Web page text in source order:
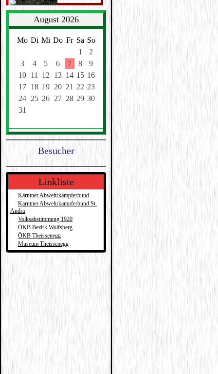
August 2026
Mo Di Mi Do Fr Sa So
1
2
3
4 5 6 7 8
9
10
11 12 13 14 15 16
17
18 19 20 21 22 23
24
25 26 27 28 29 30
31
Besucher
Linkliste
Kärntner Abwehrkämpferbund
Kärntner Abwehrkämpferbund St.
Andrä
Volksabstimmung 1920
ÖKB Bezirk Wolfsberg
ÖKB Theissenegg
Museum Theissenegg